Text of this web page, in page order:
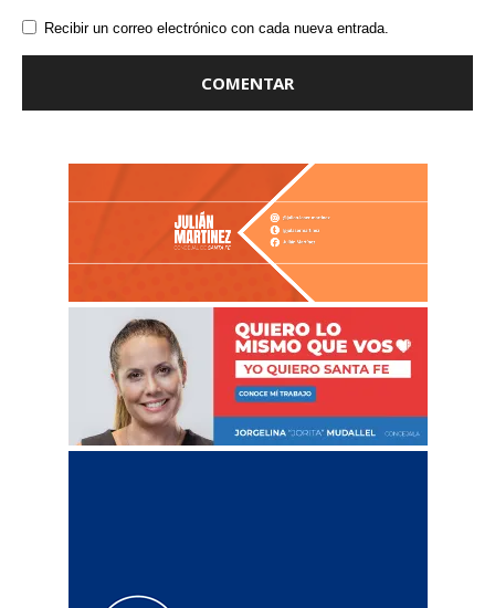
Recibir un correo electrónico con cada nueva entrada.